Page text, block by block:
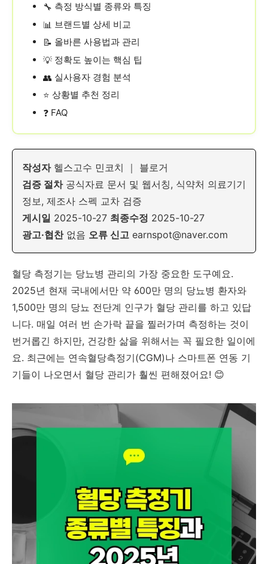
🔧 측정 방식별 종류와 특징
📊 브랜드별 상세 비교
📝 올바른 사용법과 관리
💡 정확도 높이는 핵심 팁
👥 실사용자 경험 분석
⭐ 상황별 추천 정리
❓ FAQ
작성자헬스고수 민코치 ｜ 블로거
검증 절차공식자료 문서 및 웹서칭, 식약처 의료기기
정보, 제조사 스펙 교차 검증
게시일 2025-10-27 최종수정 2025-10-27
광고·협찬없음 오류 신고 earnspot@naver.com
혈당 측정기는 당뇨병 관리의 가장 중요한 도구예요.
2025년 현재 국내에서만 약 600만 명의 당뇨병 환자와
1,500만 명의 당뇨 전단계 인구가 혈당 관리를 하고 있답
니다. 매일 여러 번 손가락 끝을 찔러가며 측정하는 것이
번거롭긴 하지만, 건강한 삶을 위해서는 꼭 필요한 일이에
요. 최근에는 연속혈당측정기(CGM)나 스마트폰 연동 기
기들이 나오면서 혈당 관리가 훨씬 편해졌어요! 😊